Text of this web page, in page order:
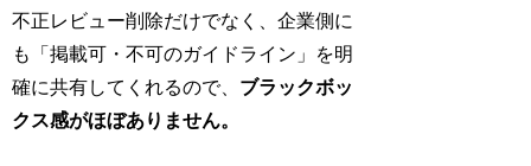
不正レビュー削除だけでなく、企業側に
も「掲載可・不可のガイドライン」を明
確に共有してくれるので、 ブラックボッ
クス感がほぼありません。